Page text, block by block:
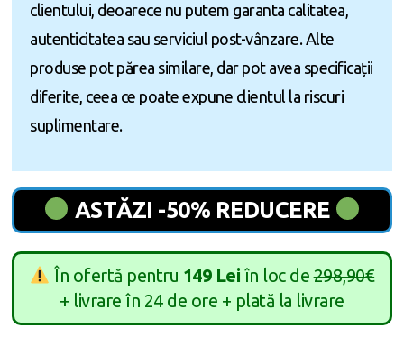
clientului, deoarece nu putem garanta calitatea,
autenticitatea sau serviciul post-vânzare. Alte
produse pot părea similare, dar pot avea specificații
diferite, ceea ce poate expune clientul la riscuri
suplimentare.
ASTĂZI -50% REDUCERE
În ofertă pentru 149 Lei în loc de298,90€
+ livrare în 24 de ore + plată la livrare